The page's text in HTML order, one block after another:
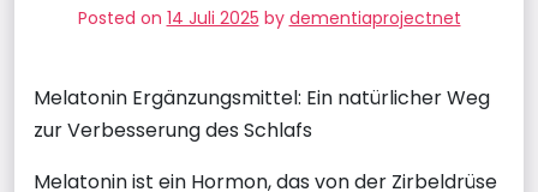
Posted on 14 Juli 2025 by dementiaprojectnet
Melatonin Ergänzungsmittel: Ein natürlicher Weg
zur Verbesserung des Schlafs
Melatonin ist ein Hormon, das von der Zirbeldrüse